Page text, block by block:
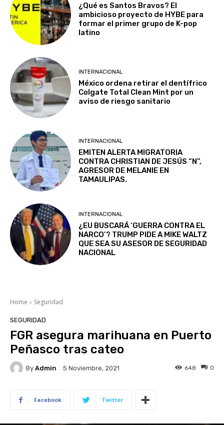
¿Qué es Santos Bravos? El
ambicioso proyecto de HYBE para
formar el primer grupo de K-pop
latino
INTERNACIONAL
México ordena retirar el dentífrico
Colgate Total Clean Mint por un
aviso de riesgo sanitario
INTERNACIONAL
EMITEN ALERTA MIGRATORIA
CONTRA CHRISTIAN DE JESÚS “N”,
AGRESOR DE MELANIE EN
TAMAULIPAS.
INTERNACIONAL
¿EU BUSCARÁ ‘GUERRA CONTRA EL
NARCO’? TRUMP PIDE A MIKE WALTZ
QUE SEA SU ASESOR DE SEGURIDAD
NACIONAL